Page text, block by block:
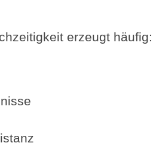
erzeugt häufig: